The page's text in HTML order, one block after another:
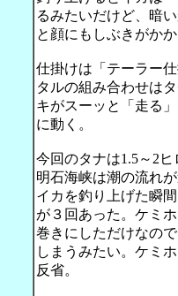
るみたいだけど、暗
と顔にもしぶきがか
仕掛けは「テーラー
タルの組み合わせは
キがスーッと「走る
に動く。
今回のタナは1.5～2
明石海峡は潮の流れ
イカを釣り上げた瞬
が３回あった。ケミ
巻きにしただけなの
しまうみたい。ケミ
反省。